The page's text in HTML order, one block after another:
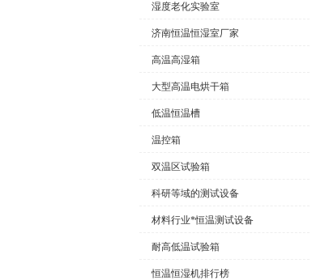
湿度老化实验室
济南恒温恒湿室厂家
高温高湿箱
大型高温电烘干箱
低温恒温槽
温控箱
双温区试验箱
科研等域的测试设备
材料行业*恒温测试设备
耐高低温试验箱
恒温恒湿机排行榜